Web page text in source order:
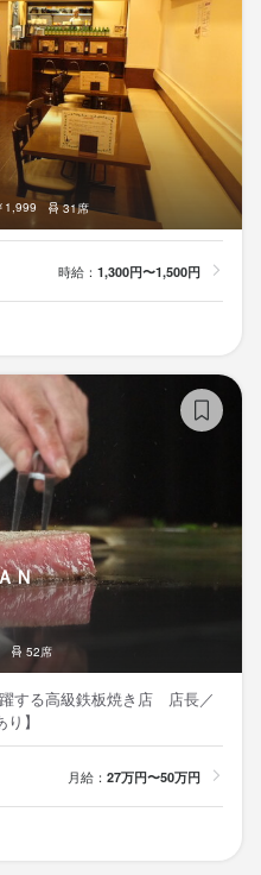
1,999 31席
時給： 1,300円〜1,500円
Ｎ
52席
する高級鉄板焼き店 店長／
】
月給： 27万円〜50万円